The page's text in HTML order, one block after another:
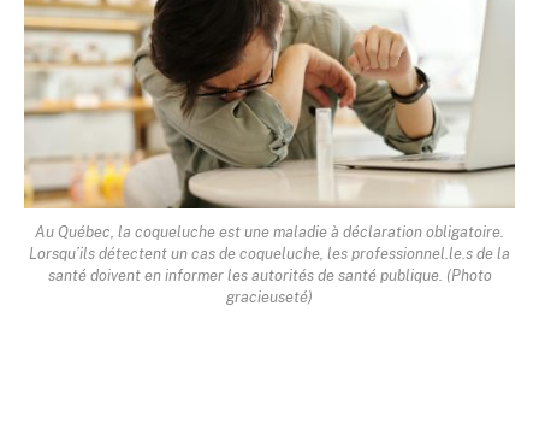
Au Québec, la coqueluche est une maladie à déclaration obligatoire.
Lorsqu’ils détectent un cas de coqueluche, les professionnel.le.s de la
santé doivent en informer les autorités de santé publique. (Photo
gracieuseté)